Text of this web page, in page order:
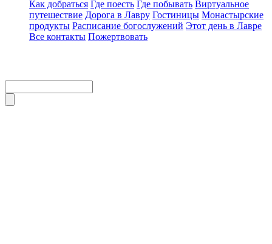
Как добраться Где поесть Где побывать Виртуальное
путешествие Дорога в Лавру Гостиницы Монастырские
продукты Расписание богослужений Этот день в Лавре
Все контакты Пожертвовать